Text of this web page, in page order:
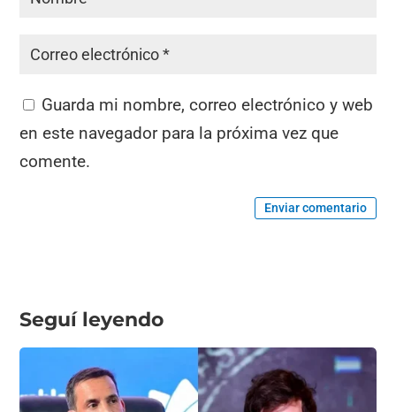
Guarda mi nombre, correo electrónico y web
en este navegador para la próxima vez que
comente.
Enviar comentario
Seguí leyendo